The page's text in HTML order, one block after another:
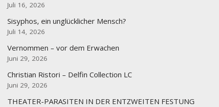
Juli 16, 2026
Sisyphos, ein unglücklicher Mensch?
Juli 14, 2026
Vernommen – vor dem Erwachen
Juni 29, 2026
Christian Ristori – Delfin Collection LC
Juni 29, 2026
THEATER-PARASITEN IN DER ENTZWEITEN FESTUNG